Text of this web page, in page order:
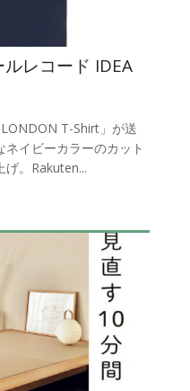
ルレコード IDEA
T-Shirt」が送
イビーカラーのカット
げ。Rakuten...